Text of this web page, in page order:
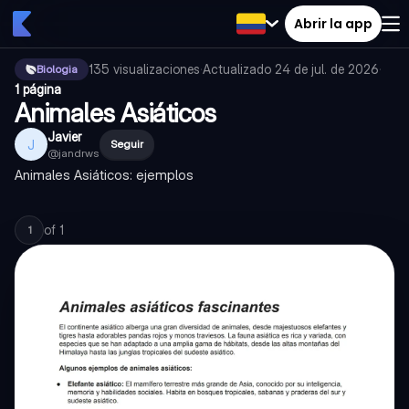
Abrir la app
Biologia 135 visualizaciones·Actualizado 24 de jul. de 2026·
1 página
Animales Asiáticos
J Javier
@jandrws
Seguir
Animales Asiáticos: ejemplos
1 of 1